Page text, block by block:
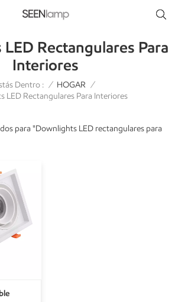
Rectangulares Para
Interiores
Dentro : / HOGAR /
LED Rectangulares Para Interiores
para "Downlights LED rectangulares para